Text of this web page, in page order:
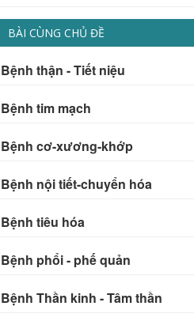
BÀI CÙNG CHỦ ĐỀ
Bệnh thận - Tiết niệu
Bệnh tim mạch
Bệnh cơ-xương-khớp
Bệnh nội tiết-chuyển hóa
Bệnh tiêu hóa
Bệnh phổi - phế quản
Bệnh Thần kinh - Tâm thần